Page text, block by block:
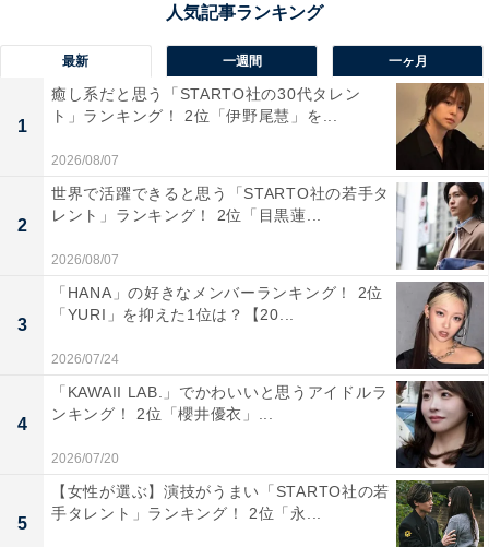
1位は「沖縄美ら海水族館（沖縄県）」でした。巨大な
アクリルパネル越しに泳ぐジンベエザメやエイ、サンゴ
礁に生きる小さな生物まで、沖縄の海の多様性を堪能で
きるスケール感が魅力です。施設全体に南国の雰囲気が
漂い、訪れるだけでリゾート気分が味わえるのも人気の
理由。非日常と癒しを同時に求める人々にとって、心に
残る特別な水族館です。
回答者のコメントを見ると「餌やりタイムなどTVで紹介
されているのを見て迫力がすごかったから」（30代女性
／広島県）、「世界最大級の水槽でジンベエザメやマン
タが泳ぐ姿は圧巻で、一度は実際に見てみたいと思わせ
るスケール感。南国の自然も楽しめ、旅先としての魅力
もあるから」（20代男性／静岡県）、「ジンベイザメの
圧倒的な大きさと存在感に感銘を受け、好きな場所だっ
たしまた行きたいなと思うからです」（20代女性／福岡
県）といった声がありました。
最新 一週間 一ヶ月
1
癒し系だと思う「STARTO社の30代タレン
ト」ランキング！ 2位「伊野尾慧」を...
2026/08/07
2
世界で活躍できると思う「STARTO社の若手タ
レント」ランキング！ 2位「目黒蓮...
2026/08/07
3
「HANA」の好きなメンバーランキング！ 2位
「YURI」を抑えた1位は？【20...
2026/07/24
4
「KAWAII LAB.」でかわいいと思うアイドルラ
ンキング！ 2位「櫻井優衣」...
2026/07/20
5
【女性が選ぶ】演技がうまい「STARTO社の若
手タレント」ランキング！ 2位「永...